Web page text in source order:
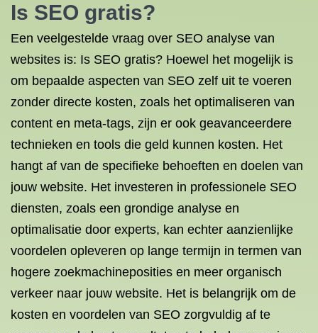
Is SEO gratis?
Een veelgestelde vraag over SEO analyse van
websites is: Is SEO gratis? Hoewel het mogelijk is
om bepaalde aspecten van SEO zelf uit te voeren
zonder directe kosten, zoals het optimaliseren van
content en meta-tags, zijn er ook geavanceerdere
technieken en tools die geld kunnen kosten. Het
hangt af van de specifieke behoeften en doelen van
jouw website. Het investeren in professionele SEO
diensten, zoals een grondige analyse en
optimalisatie door experts, kan echter aanzienlijke
voordelen opleveren op lange termijn in termen van
hogere zoekmachineposities en meer organisch
verkeer naar jouw website. Het is belangrijk om de
kosten en voordelen van SEO zorgvuldig af te